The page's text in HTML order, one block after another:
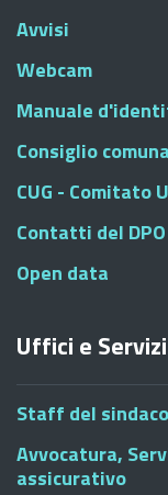
Avvisi
Webcam
Manuale
Consiglio
CUG - Comitato
Contatti del
Open data
Uffici e Servizi
Staff del sindaco
Avvocatura,
assicurativo